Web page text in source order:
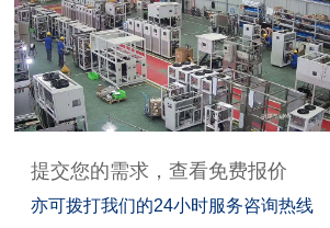
提交您的需求，查看免费报价
亦可拨打我们的24小时服务咨询热线